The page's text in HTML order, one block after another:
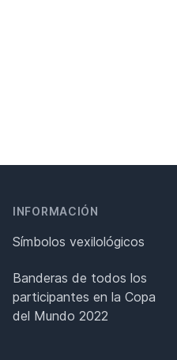
INFORMACIÓN
Símbolos vexilológicos
Banderas de todos los
participantes en la Copa
del Mundo 2022